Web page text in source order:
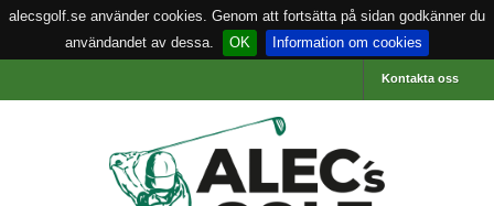
alecsgolf.se använder cookies. Genom att fortsätta på sidan godkänner du
användandet av dessa.
OK Information om cookies
Kontakta oss